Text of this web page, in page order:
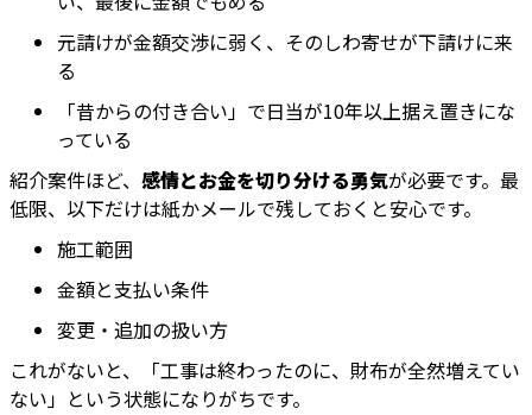
元請けが金額交渉に弱く、そのしわ寄せが下請けに来
る
「昔からの付き合い」で日当が10年以上据え置きにな
っている
紹介案件ほど、 感情とお金を切り分ける勇気が必要です。最
低限、以下だけは紙かメールで残しておくと安心です。
施工範囲
金額と支払い条件
変更・追加の扱い方
これがないと、「工事は終わったのに、財布が全然増えてい
ない」という状態になりがちです。